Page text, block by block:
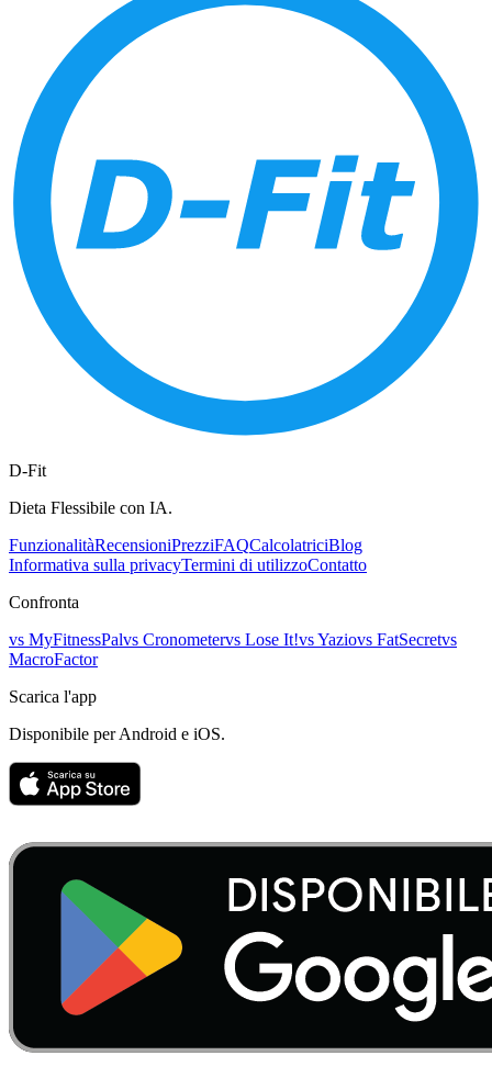
D-Fit
Dieta Flessibile con IA.
FunzionalitàRecensioniPrezziFAQCalcolatriciBlog
Informativa sulla privacyTermini di utilizzoContatto
Confronta
vs MyFitnessPalvs Cronometervs Lose It!vsYaziovs FatSecretvs
MacroFactor
Scarica l'app
Disponibile per Android e iOS.